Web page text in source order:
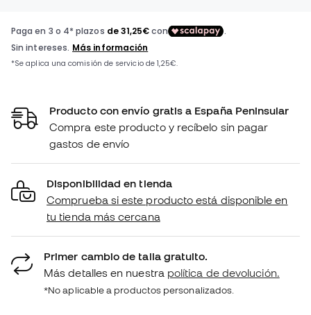
Producto con envío gratis a España Peninsular
Compra este producto y recíbelo sin pagar
gastos de envío
Disponibilidad en tienda
Comprueba si este producto está disponible en
tu tienda más cercana
Primer cambio de talla gratuito.
Más detalles en nuestra política de devolución.
*No aplicable a productos personalizados.